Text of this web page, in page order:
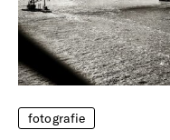
fotografie